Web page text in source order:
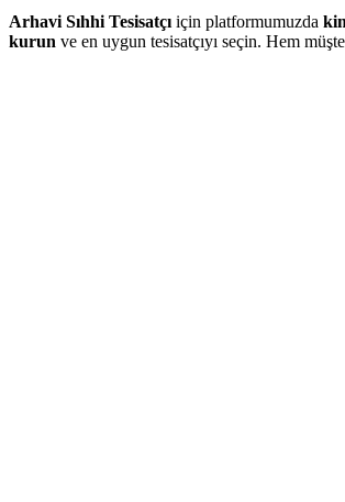
Arhavi Sıhhi Tesisatçı için platformumuzda
kurun ve en uygun tesisatçıyı seçin. Hem